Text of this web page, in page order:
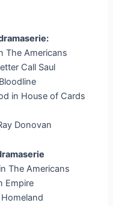
The Americans
Call Saul
in House of Cards
Donovan
The Americans
Empire